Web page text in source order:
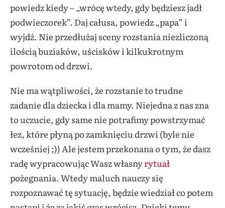
powiedz kiedy – „wrócę wtedy, gdy będziesz jadł
podwieczorek”. Daj całusa, powiedz „papa” i
wyjdź. Nie przedłużaj sceny rozstania niezliczoną
ilością buziaków, uścisków i kilkukrotnym
powrotom od drzwi.
Nie ma wątpliwości, że rozstanie to trudne
zadanie dla dziecka i dla mamy. Niejedna z nas zna
to uczucie, gdy same nie potrafimy powstrzymać
łez, które płyną po zamknięciu drzwi (byle nie
wcześniej ;)) Ale jestem przekonana o tym, że dasz
radę wypracowując Wasz własnyrytuał
pożegnania. Wtedy maluch nauczy się
rozpoznawać tę sytuację, będzie wiedział co potem